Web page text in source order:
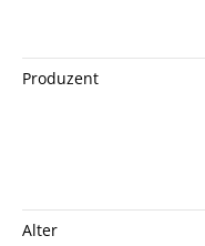
Produzent
Alter